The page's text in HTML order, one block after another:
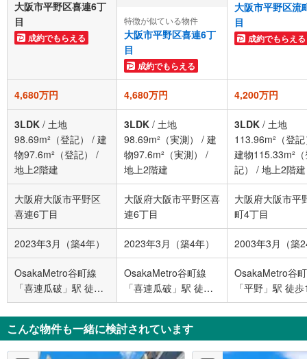
大阪市平野区喜連6丁
目
成約でもらえる
特徴が似ている物件
大阪市平野区喜連6丁
目
成約でもらえる
大阪市平野区流
目
成約でもらえる
4,680万円 4,680万円 4,200万円
3LDK / 土地
98.69m²（登記）
/ 建
物97.6m²（登記）
/
地上2階建
3LDK / 土地
98.69m²（実測）
/ 建
物97.6m²（実測）
/
地上2階建
3LDK / 土地
113.96m²（登
建物115.33m²
記）
/ 地上2階建
大阪府大阪市平野区
喜連6丁目
大阪府大阪市平野区喜
連6丁目
大阪府大阪市平
町4丁目
2023年3月（築4年） 2023年3月（築4年） 2003年3月（築
OsakaMetro谷町線
「喜連瓜破」駅 徒歩
10分
OsakaMetro谷町線
「喜連瓜破」駅 徒歩
10分
OsakaMetro谷
「平野」駅 徒
こんな物件も一緒に検討されています